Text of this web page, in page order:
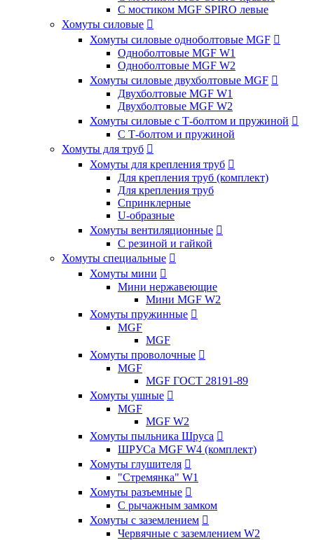
С мостиком MGF SPIRO левые
Хомуты силовые 
Хомуты силовые одноболтовые MGF 
Одноболтовые MGF W1
Одноболтовые MGF W2
Хомуты силовые двухболтовые MGF 
Двухболтовые MGF W1
Двухболтовые MGF W2
Хомуты силовые с Т-болтом и пружиной 
С Т-болтом и пружиной
Хомуты для труб 
Хомуты для крепления труб 
Для крепления труб (комплект)
Для крепления труб
Спринклерные
U-образные
Хомуты вентиляционные 
С резиной и гайкой
Хомуты специальные 
Хомуты мини 
Мини нержавеющие
Мини MGF W2
Хомуты пружинные 
MGF
MGF
Хомуты проволочные 
MGF
MGF ГОСТ 28191-89
Хомуты ушные 
MGF
MGF W2
Хомуты пыльника Шруса 
ШРУСа MGF W4 (комплект)
Хомуты глушителя 
"Стремянка" W1
Хомуты разъемные 
С рычажным замком
Хомуты с заземлением 
Червячные с заземлением W2